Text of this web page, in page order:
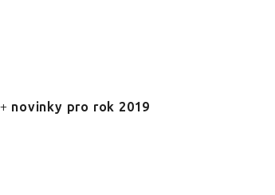
+ novinky pro rok 2019